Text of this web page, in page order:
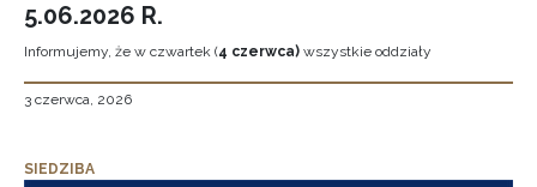
5.06.2026 R.
Informujemy, że w czwartek (4 czerwca) wszystkie oddziały
3 czerwca, 2026
SIEDZIBA